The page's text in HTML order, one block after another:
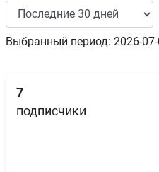
Выбранный период: 2026-
7
подписчики